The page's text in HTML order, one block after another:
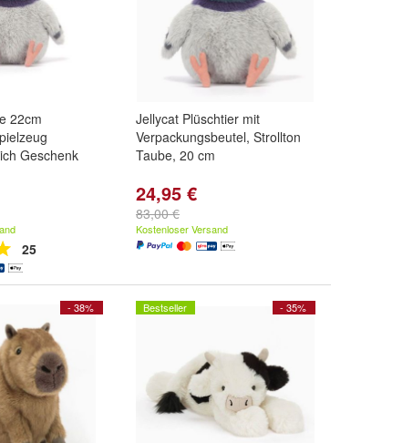
22cm
Geschenk
25
Jellycat Plüschtier mit
Verpackungsbeutel, Strollton
Taube, 20 cm
24,95 €
83,00 €
Kostenloser Versand
- 38% - 35%
Bestseller